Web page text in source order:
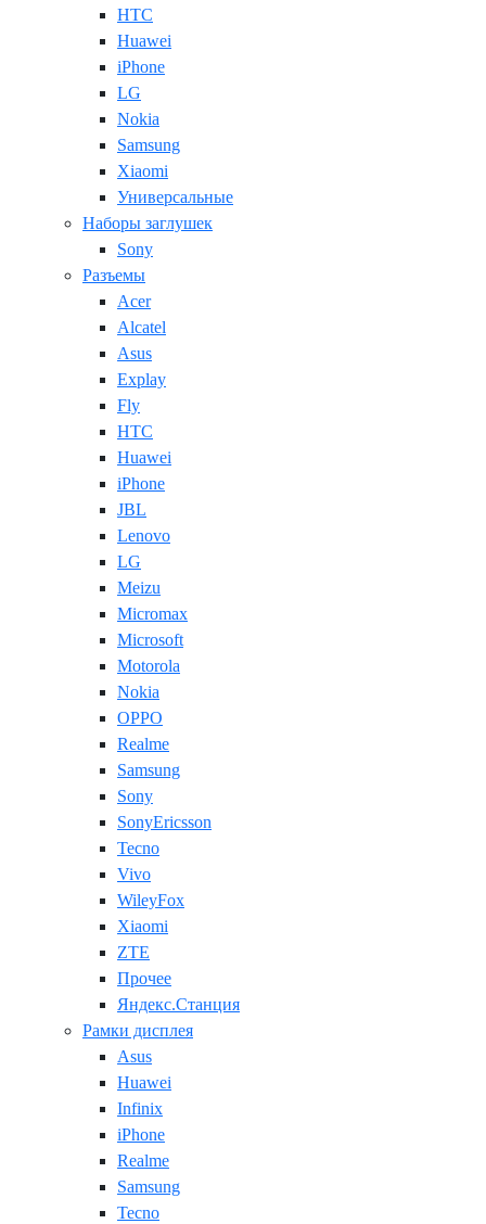
HTC
Huawei
iPhone
LG
Nokia
Samsung
Xiaomi
Универсальные
Наборы заглушек
Sony
Разъемы
Acer
Alcatel
Asus
Explay
Fly
HTC
Huawei
iPhone
JBL
Lenovo
LG
Meizu
Micromax
Microsoft
Motorola
Nokia
OPPO
Realme
Samsung
Sony
SonyEricsson
Tecno
Vivo
WileyFox
Xiaomi
ZTE
Прочее
Яндекс.Станция
Рамки дисплея
Asus
Huawei
Infinix
iPhone
Realme
Samsung
Tecno